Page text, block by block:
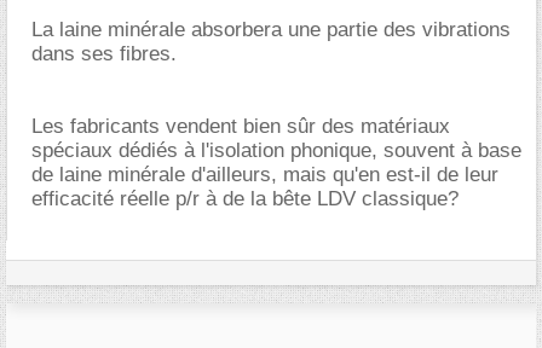
La laine minérale absorbera une partie des vibrations
dans ses fibres.
Les fabricants vendent bien sûr des matériaux
spéciaux dédiés à l'isolation phonique, souvent à base
de laine minérale d'ailleurs, mais qu'en est-il de leur
efficacité réelle p/r à de la bête LDV classique?